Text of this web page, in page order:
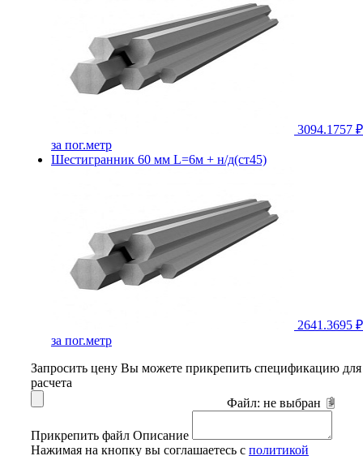
3094.1757 ₽
за пог.метр
Шестигранник 60 мм L=6м + н/д(ст45)
2641.3695 ₽
за пог.метр
Запросить цену Вы можете прикрепить спецификацию для
расчета
Файл: не выбран
Прикрепить файл Описание
Нажимая на кнопку вы соглашаетесь с политикой